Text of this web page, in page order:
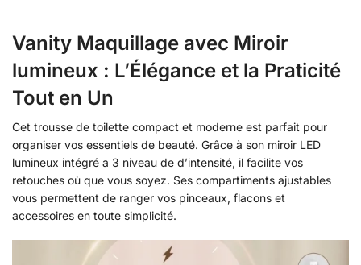
Vanity Maquillage avec Miroir
lumineux : L’Élégance et la Praticité
Tout en Un
Cet trousse de toilette compact et moderne est parfait pour
organiser vos essentiels de beauté. Grâce à son miroir LED
lumineux intégré a 3 niveau de d’intensité, il facilite vos
retouches où que vous soyez. Ses compartiments ajustables
vous permettent de ranger vos pinceaux, flacons et
accessoires en toute simplicité.